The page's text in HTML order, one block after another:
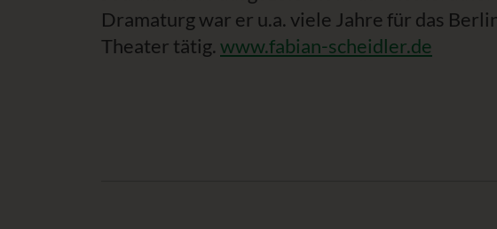
Dramaturg war er u.a. viele Jahre für das
Theater tätig.www.fabian-scheidler.de